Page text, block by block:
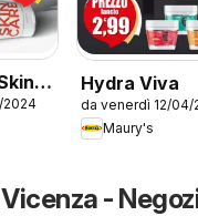
2024
Hydra Viva
da venerdì 12/04/
Maury's
-